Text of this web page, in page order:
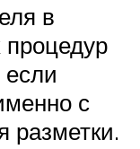
в
с
разметки.